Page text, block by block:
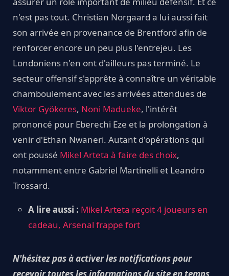
n'est pas tout. Christian Norgaard a lui aussi fait
son arrivée en provenance de Brentford afin de
renforcer encore un peu plus l'entrejeu. Les
Londoniens n'en ont d'ailleurs pas terminé. Le
secteur offensif s'apprête à connaître un véritable
chamboulement avec les arrivées attendues de
Viktor Gyökeres, Noni Madueke, l'intérêt
prononcé pour Eberechi Eze et la prolongation à
venir d'Ethan Nwaneri. Autant d'opérations qui
ont poussé Mikel Arteta à faire des choix,
notamment entre Gabriel Martinelli et Leandro
Trossard.
A lire aussi : Mikel Arteta reçoit 4 joueurs en
cadeau, Arsenal frappe fort
N'hésitez pas à activer les notifications pour